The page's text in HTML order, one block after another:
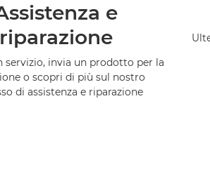
e
riparazione
servizio, invia un prodotto per la
o scopri di più sul nostro
di assistenza e riparazione